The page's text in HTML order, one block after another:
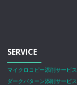
SERVICE
マイクロコピー添削サービス
ダークパターン添削サービス